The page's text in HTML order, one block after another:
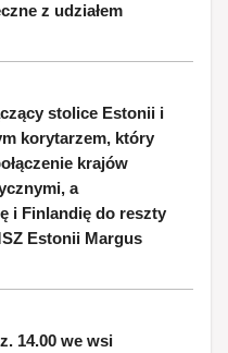
z udziałem
stolice Estonii i
korytarzem, który
krajów
a
i Finlandię do reszty
Estonii Margus
14.00 we wsi